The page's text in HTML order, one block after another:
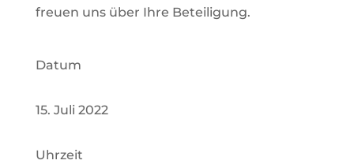
freuen uns über Ihre Beteiligung.
Datum
15. Juli 2022
Uhrzeit